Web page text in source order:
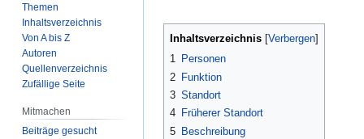
Inhaltsverzeichnis
1 Personen
2 Funktion
3 Standort
4 Früherer Standort
5 Beschreibung
Themen
Inhaltsverzeichnis
Von A bis Z
Autoren
Quellenverzeichnis
Zufällige Seite
Mitmachen
Beiträge gesucht